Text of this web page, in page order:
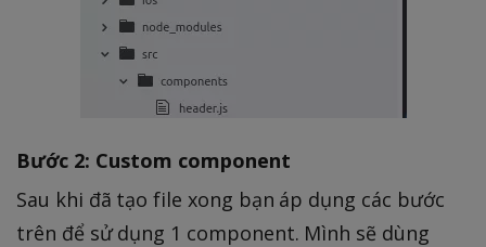
Bước 2: Custom component
Sau khi đã tạo file xong bạn áp dụng các bước
trên để sử dụng 1 component. Mình sẽ dùng